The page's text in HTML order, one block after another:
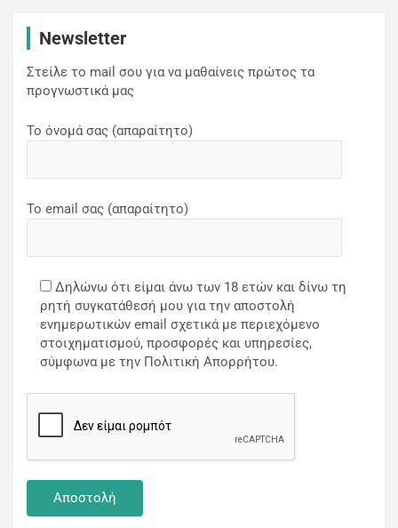
Newsletter
Στείλε το mail σου για να μαθαίνεις πρώτος τα
προγνωστικά μας
Το όνομά σας (απαραίτητο)
Το email σας (απαραίτητο)
Δηλώνω ότι είμαι άνω των 18 ετών και δίνω τη
ρητή συγκατάθεσή μου για την αποστολή
ενημερωτικών email σχετικά με περιεχόμενο
στοιχηματισμού, προσφορές και υπηρεσίες,
σύμφωνα με την Πολιτική Απορρήτου.